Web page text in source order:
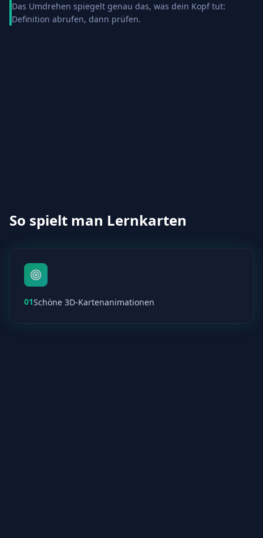
Das Umdrehen spiegelt genau das, was dein Kopf tut:
Definition abrufen, dann prüfen.
So spielt man Lernkarten
01Schöne 3D-Kartenanimationen